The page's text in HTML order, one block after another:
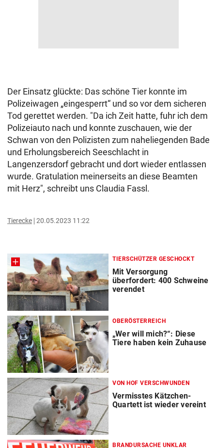
Der Einsatz glückte: Das schöne Tier konnte im
Polizeiwagen „eingesperrt“ und so vor dem sicheren
Tod gerettet werden. "Da ich Zeit hatte, fuhr ich dem
Polizeiauto nach und konnte zuschauen, wie der
Schwan von den Polizisten zum naheliegenden Bade
und Erholungsbereich Seeschlacht in
Langenzersdorf gebracht und dort wieder entlassen
wurde. Gratulation meinerseits an diese Beamten
mit Herz", schreibt uns Claudia Fassl.
Tierecke 20.05.2023 11:22
TIERSCHÜTZER GESCHOCKT
Mit Versorgung
überfordert: 400 Schweine
verendet
OBERÖSTERREICH
„Wer will mich?“: Diese
Tiere haben kein Zuhause
VON HOF VERSCHWUNDEN
Vermisstes Kätzchen-
Quartett ist wieder vereint
BRANDURSACHE UNKLAR